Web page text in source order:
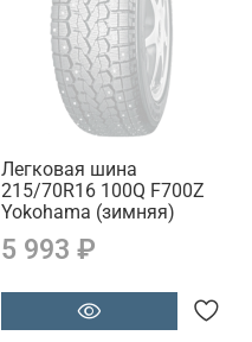
Легковая шина
215/70R16 100Q F700Z
Yokohama (зимняя)
5 993 ₽